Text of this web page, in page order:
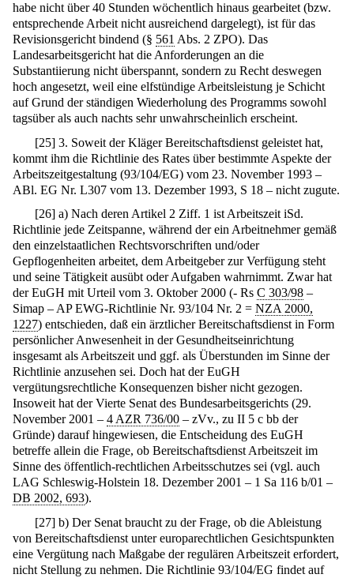
habe nicht über 40 Stunden wöchentlich hinaus gearbeitet (bzw.
entsprechende Arbeit nicht ausreichend dargelegt), ist für das
Revisionsgericht bindend (§ 561 Abs. 2 ZPO). Das
Landesarbeitsgericht hat die Anforderungen an die
Substantiierung nicht überspannt, sondern zu Recht deswegen
hoch angesetzt, weil eine elfstündige Arbeitsleistung je Schicht
auf Grund der ständigen Wiederholung des Programms sowohl
tagsüber als auch nachts sehr unwahrscheinlich erscheint.
[25] 3. Soweit der Kläger Bereitschaftsdienst geleistet hat,
kommt ihm die Richtlinie des Rates über bestimmte Aspekte der
Arbeitszeitgestaltung (93/104/EG) vom 23. November 1993 –
ABl. EG Nr. L307 vom 13. Dezember 1993, S 18 – nicht zugute.
[26] a) Nach deren Artikel 2 Ziff. 1 ist Arbeitszeit iSd.
Richtlinie jede Zeitspanne, während der ein Arbeitnehmer gemäß
den einzelstaatlichen Rechtsvorschriften und/oder
Gepflogenheiten arbeitet, dem Arbeitgeber zur Verfügung steht
und seine Tätigkeit ausübt oder Aufgaben wahrnimmt. Zwar hat
der EuGH mit Urteil vom 3. Oktober 2000 (- Rs C 303/98 –
Simap – AP EWG-Richtlinie Nr. 93/104 Nr. 2 = NZA 2000,
1227) entschieden, daß ein ärztlicher Bereitschaftsdienst in Form
persönlicher Anwesenheit in der Gesundheitseinrichtung
insgesamt als Arbeitszeit und ggf. als Überstunden im Sinne der
Richtlinie anzusehen sei. Doch hat der EuGH
vergütungsrechtliche Konsequenzen bisher nicht gezogen.
Insoweit hat der Vierte Senat des Bundesarbeitsgerichts (29.
November 2001 – 4 AZR 736/00 – zVv., zu II 5 c bb der
Gründe) darauf hingewiesen, die Entscheidung des EuGH
betreffe allein die Frage, ob Bereitschaftsdienst Arbeitszeit im
Sinne des öffentlich-rechtlichen Arbeitsschutzes sei (vgl. auch
LAG Schleswig-Holstein 18. Dezember 2001 – 1 Sa 116 b/01 –
DB 2002, 693).
[27] b) Der Senat braucht zu der Frage, ob die Ableistung
von Bereitschaftsdienst unter europarechtlichen Gesichtspunkten
eine Vergütung nach Maßgabe der regulären Arbeitszeit erfordert,
nicht Stellung zu nehmen. Die Richtlinie 93/104/EG findet auf